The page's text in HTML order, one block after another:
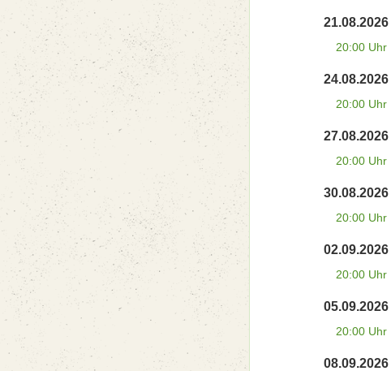
21.08.2026
20:00 Uhr
24.08.2026
20:00 Uhr
27.08.2026
20:00 Uhr
30.08.2026
20:00 Uhr
02.09.2026
20:00 Uhr
05.09.2026
20:00 Uhr
08.09.2026